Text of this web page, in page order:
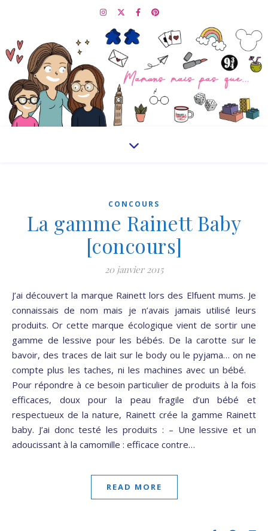
CONCOURS
La gamme Rainett Baby
[concours]
20 janvier 2015
J’ai découvert la marque Rainett lors des Elfuent mums. Je
connaissais de nom mais je n’avais jamais utilisé leurs
produits. Or cette marque écologique vient de sortir une
gamme de lessive pour les bébés. De la carotte sur le
bavoir, des traces de lait sur le body ou le pyjama… on ne
compte plus les taches, ni les machines avec un bébé.
Pour répondre à ce besoin particulier de produits à la fois
efficaces, doux pour la peau fragile d’un bébé et
respectueux de la nature, Rainett crée la gamme Rainett
baby. J’ai donc testé les produits : – Une lessive et un
adoucissant à la camomille : efficace contre…
READ MORE